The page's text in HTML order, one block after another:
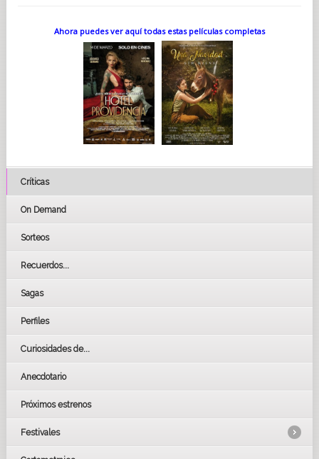
Ahora puedes ver aquí todas estas películas completas
Críticas
On Demand
Sorteos
Recuerdos...
Sagas
Perfiles
Curiosidades de...
Anecdotario
Próximos estrenos
Festivales